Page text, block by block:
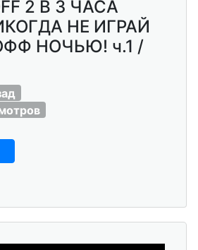
2 В 3 ЧАСА
НЕ ИГРАЙ
НОЧЬЮ! ч.1 /